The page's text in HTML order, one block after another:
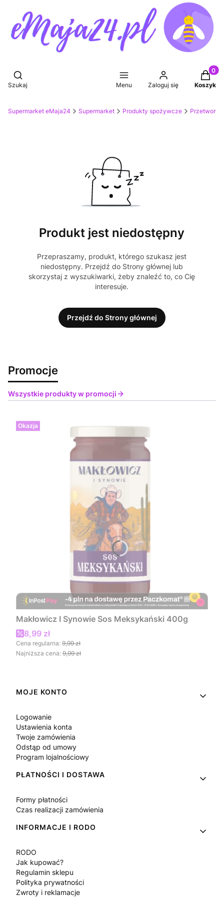
Otwórz wyszukiwarkę
Szukaj Menu Zaloguj się Koszyk
Supermarket eMaja24 Supermarket Produkty spożywcze Przetwory
Produkt jest niedostępny
Przepraszamy, produkt, którego szukasz jest
niedostępny. Przejdź do Strony głównej lub
skorzystaj z wyszukiwarki, żeby znaleźć to, co Cię
interesuje.
Przejdź do Strony głównej
Promocje
Wszystkie produkty w promocji
Okazja
Makłowicz I Synowie Sos Meksykański 400g
Cena promocyjna
8,99 zł
Cena regularna: 9,99 zł
Najniższa cena: 9,99 zł
Linki w stopce
MOJE KONTO
Logowanie
Ustawienia konta
Twoje zamówienia
Odstąp od umowy
Program lojalnościowy
PŁATNOŚCI I DOSTAWA
Formy płatności
Czas realizacji zamówienia
INFORMACJE I RODO
RODO
Jak kupować?
Regulamin sklepu
Polityka prywatności
Zwroty i reklamacje